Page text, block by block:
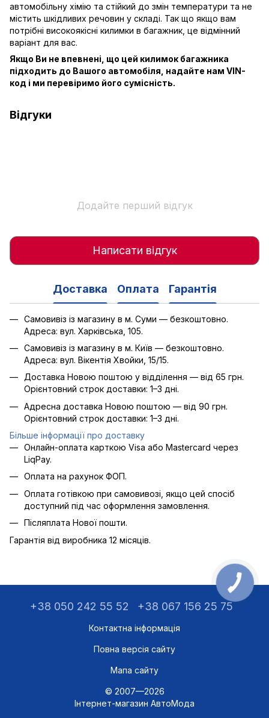
автомобільну хімію та стійкий до змін температури та не
містить шкідливих речовин у складі. Так що якщо вам
потрібні високоякісні килимки в багажник, це відмінний
варіант для вас.
Якщо Ви не впевнені, що цей килимок багажника
підходить до Вашого автомобіля, надайте нам VIN-
код і ми перевіримо його сумісність.
Відгуки
Додайте перший відгук
Написати відгук
Доставка Оплата Гарантія
Самовивіз із магазину в м. Суми — безкоштовно.
Адреса: вул. Харківська, 105.
Самовивіз із магазину в м. Київ — безкоштовно.
Адреса: вул. Вікентія Хвойки, 15/15.
Доставка Новою поштою у відділення — від 65 грн.
Орієнтовний строк доставки: 1–3 дні.
Адресна доставка Новою поштою — від 90 грн.
Орієнтовний строк доставки: 1–3 дні.
Більше інформації про доставку
Онлайн-оплата карткою Visa або Mastercard через
LiqPay.
Оплата на рахунок ФОП.
Оплата готівкою при самовивозі, якщо цей спосіб
доступний під час оформлення замовлення.
Післяплата Нової пошти.
Гарантія від виробника 12 місяців.
+38 050 242 55 52 +38 067 156 25 75
Контактна інформація
Повна версія сайту
Мапа сайту
© 2007—2026
Інтернет-магазин АвтоМода